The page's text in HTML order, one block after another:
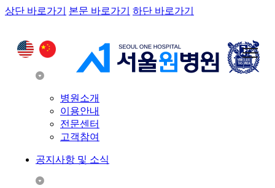
상단 바로가기 본문 바로가기 하단 바로가기
고객참여
병원소개
이용안내
전문센터
고객참여
공지사항 및 소식